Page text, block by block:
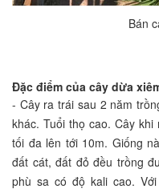
Bán
Đặc điểm của cây dừa
- Cây ra trái sau 2 năm
khác. Tuổi thọ cao. Cây
tối đa lên tới 10m. Giống
đất cát, đất đỏ đều trồng
phù sa có độ kali cao.